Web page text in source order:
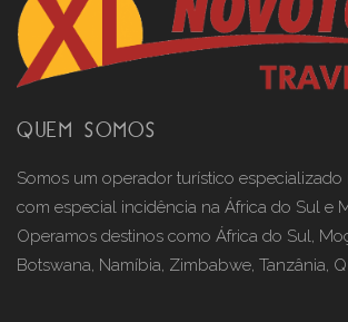
QUEM SOMOS
Somos um operador turístico especializado
com especial incidência na África do Sul e
Operamos destinos como África do Sul,
Botswana, Namíbia, Zimbabwe, Tanzânia,